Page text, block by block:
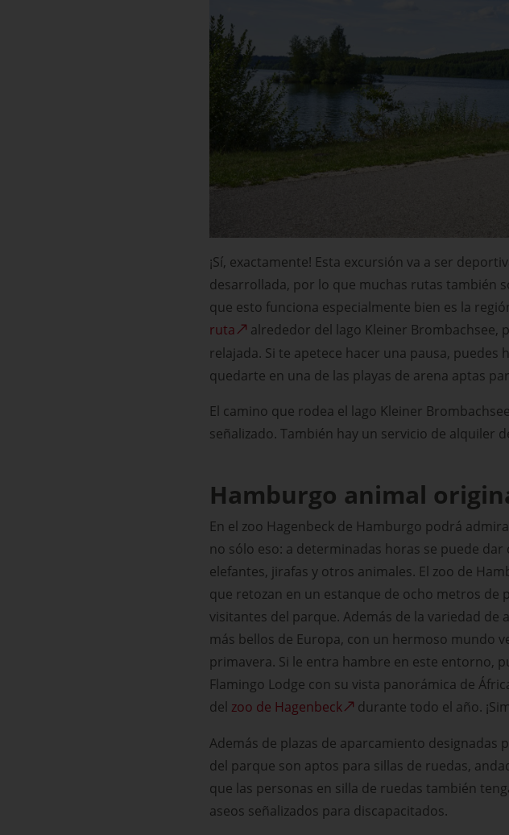
¡Sí, exactamente! Esta excursión va a ser
desarrollada, por lo que muchas rutas también
que esto funciona especialmente bien es la
ruta
alrededor del lago Kleiner
relajada. Si te apetece hacer una pausa,
quedarte en una de las playas de arena aptas
El camino que rodea el lago Kleiner
señalizado. También hay un servicio de alquiler
Hamburgo animal
En el zoo Hagenbeck de Hamburgo podrá
no sólo eso: a determinadas horas se puede
elefantes, jirafas y otros animales. El zoo de
que retozan en un estanque de ocho metros
visitantes del parque. Además de la variedad
más bellos de Europa, con un hermoso mundo
primavera. Si le entra hambre en este entorno,
Flamingo Lodge con su vista panorámica de
del zoo de Hagenbeck durante todo el año.
Además de plazas de aparcamiento
del parque son aptos para sillas de ruedas,
que las personas en silla de ruedas también
aseos señalizados para discapacitados.